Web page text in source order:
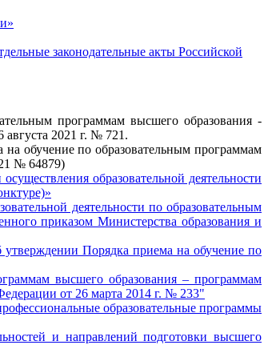
законодательные акты Российской
программам высшего образования -
2021 г. № 721.
обучение по образовательным программам
№ 64879)
образовательной деятельности
деятельности по образовательным
приказом Министерства образования и
Порядка приема на обучение по
высшего образования – программам
от 26 марта 2014 г. № 233"
образовательные программы
и направлений подготовки высшего